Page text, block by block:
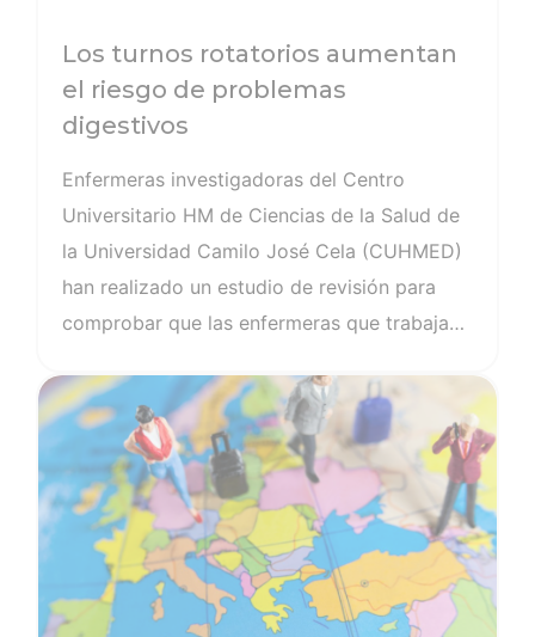
Los turnos rotatorios aumentan
el riesgo de problemas
digestivos
Enfermeras investigadoras del Centro
Universitario HM de Ciencias de la Salud de
la Universidad Camilo José Cela (CUHMED)
han realizado un estudio de revisión para
comprobar que las enfermeras que trabajan
nocturnos, presentan un mayor riesgo de
sufrir trastornos gastrointestinales que
aquellas con horarios exclusivamente
diurnos.
Ver noticia